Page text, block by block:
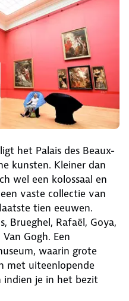
het Palais des Beaux-
kunsten. Kleiner dan
wel een kolossaal en
vaste collectie van
tien eeuwen.
Brueghel, Rafaël, Goya,
Gogh. Een
waarin grote
met uiteenlopende
indien je in het bezit